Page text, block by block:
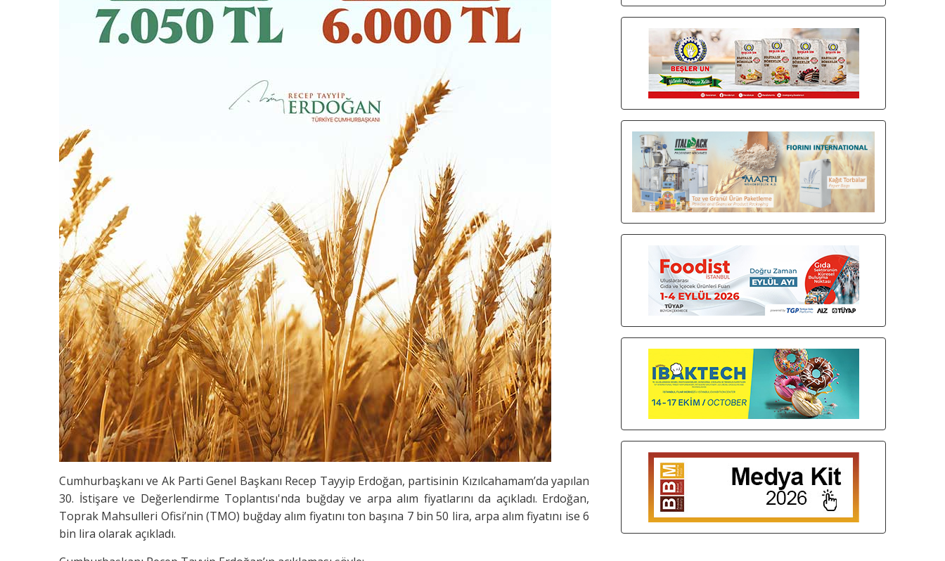
Cumhurbaşkanı ve Ak Parti Genel Başkanı Recep Tayyip Erdoğan, partisinin Kızılcahamam’da yapılan
30. İstişare ve Değerlendirme Toplantısı'nda buğday ve arpa alım fiyatlarını da açıkladı. Erdoğan,
Toprak Mahsulleri Ofisi’nin (TMO) buğday alım fiyatını ton başına 7 bin 50 lira, arpa alım fiyatını ise 6
bin lira olarak açıkladı.